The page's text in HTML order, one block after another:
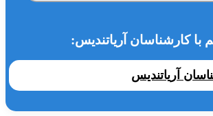
کارشناسان آریاتندیس:
آریاتندیس